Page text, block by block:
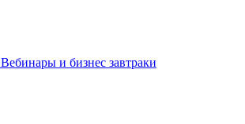
Вебинары и бизнес завтраки